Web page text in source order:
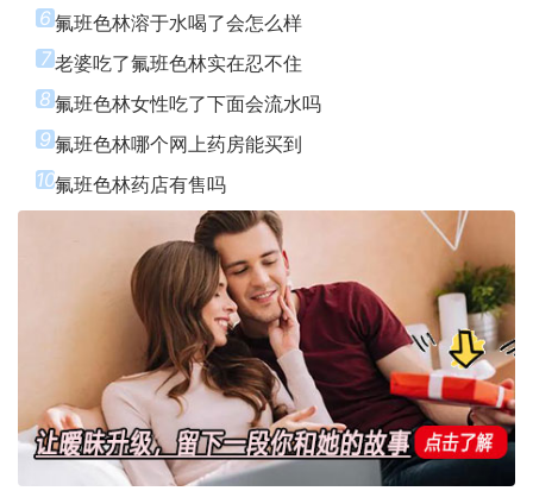
6氟班色林溶于水喝了会怎么样
7老婆吃了氟班色林实在忍不住
8 氟班色林女性吃了下面会流水吗
9氟班色林哪个网上药房能买到
10氟班色林药店有售吗